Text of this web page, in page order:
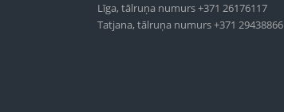
Līga, tālruņa numurs +371 26176117
Tatjana, tālruņa numurs +371 29438866